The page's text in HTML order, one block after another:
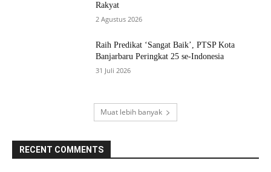
Rakyat
2 Agustus 2026
Raih Predikat ‘Sangat Baik’, PTSP Kota
Banjarbaru Peringkat 25 se-Indonesia
31 Juli 2026
Muat lebih banyak
RECENT COMMENTS